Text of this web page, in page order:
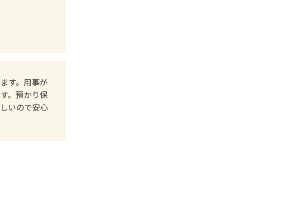
す。用事が
。預かり保
いので安心